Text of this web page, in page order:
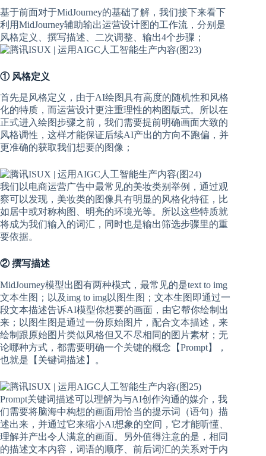
基于前面对于MidJourney的基础了解，我们接下来看下
利用MidJourney辅助输出运营设计图的工作流，分别是
风格定义、撰写描述、二次调整、输出4个步骤；
① 风格定义
首先是风格定义，由于AI绘图具有高度的随机性和风格
化的特质，而运营设计更注重理性的构图版式。所以在
正式进入绘图步骤之前，我们需要提前明确画面大致的
风格调性，这样才能保证后续AI产出的方向不跑偏，并
更准确的获取我们想要的图像；
我们以电商运营广告中最常见的美妆类别举例，通过观
察可以发现，美妆类的图像具有明显的风格化特征，比
如居中或对称构图、明亮的环境光等。所以这些特质就
将成为我们输入的词汇，同时也是输出筛选步骤里的重
要依据。
② 撰写描述
MidJourney模型出图有两种模式，最常见的是text to img
文本生图；以及img to img以图生图；文本生图即通过一
段文本描述告诉AI模型你想要的画面，由它帮你绘制出
来；以图生图是通过一份原始图片，配合文本描述，来
绘制跟原始图片类似风格但又不尽相同的图片素材；无
论哪种方式，都需要明确一个关键的概念【Prompt】，
也就是【关键词描述】。
Prompt关键词描述可以理解为与AI创作沟通的媒介，我
们需要将脑海中构想的画面用恰当的提示词（语句）描
述出来，并通过它来缩小AI想象的空间，它才能听懂、
理解并产出令人满意的画面。另外值得注意的是，相同
的描述文本内容，词语的顺序、前后词汇的关系对于内